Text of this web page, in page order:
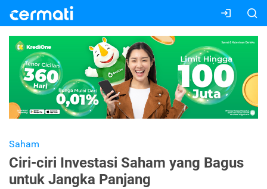
Saham
Ciri-ciri Investasi Saham yang Bagus
untuk Jangka Panjang